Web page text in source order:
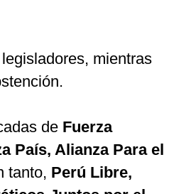
mientras
de Fuerza
País, Alianza Para el
tanto, Perú Libre,